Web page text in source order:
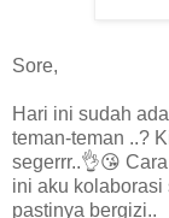
Sore,
Hari ini sudah
teman-teman ..?
segerrr..👌😘
ini aku kolaborasi
pastinya bergizi..